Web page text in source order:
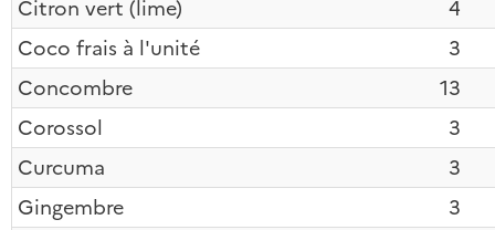
Citron vert (lime)
4
Coco frais à l'unité
3
Concombre
13
Corossol
3
Curcuma
3
Gingembre
3